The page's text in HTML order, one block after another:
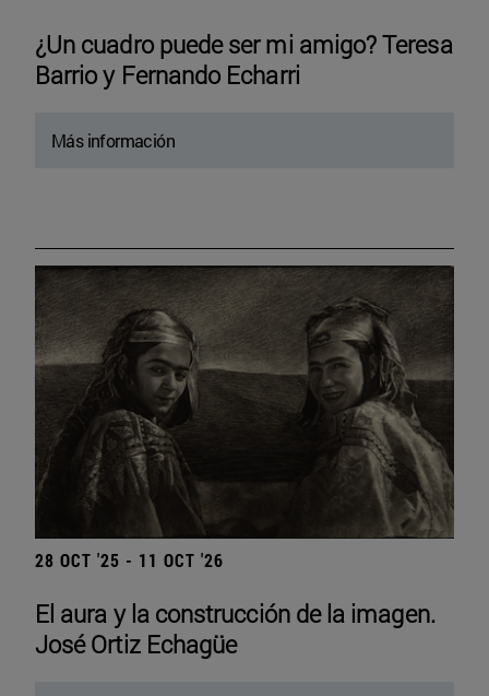
¿Un cuadro puede ser mi amigo? Teresa
Barrio y Fernando Echarri
Más información
28 OCT '25 - 11 OCT '26
El aura y la construcción de la imagen.
José Ortiz Echagüe